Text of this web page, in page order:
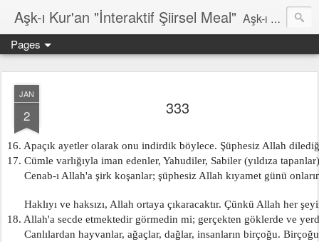
Aşk-ı Kur'an "İnteraktif Şiirsel Meal" Aşk-ı Kur'an; Orjinali, devrin tüm şiirlerini ortadan kaldırıp, kendine özgün şiirsel ahengiyle, tahta oturan Kur'an'ı Kerim'dir. Bu çalışma ise şiir tadında, ama şiir olduğu iddaa edilmeyen özgün bir mealidir. Şiir, şairin kendine göre hissettiği, şiir okuyucunun da kendine göre haz aldığı özgün bir duygusal bütünlüktür. İnteraktif Kuran'ı Kerim Meali, işiten herkese kendine has ruhsal bir bütünlük verir.
Pages
JAN
2 333
16. Apaçık ayetler olarak onu indirdik böylece. Şüphesiz Allah
17. Cümle varlığıyla iman edenler, Yahudiler, Sabiler (yıldıza
Cenab-ı Allah'a şirk koşanlar; şüphesiz Allah kıyamet günü onların
Haklıyı ve haksızı, Allah ortaya çıkaracaktır. Çünkü Allah her
18. Allah'a secde etmektedir görmedin mi; gerçekten göklerde ve
Canlılardan hayvanlar, ağaçlar, dağlar, insanların birçoğu.